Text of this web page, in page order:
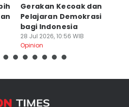
Gerakan Kecoak dan
Pelajaran Demokrasi
bagi Indonesia
28 Jul 2026, 10:56 WIB
Opinion